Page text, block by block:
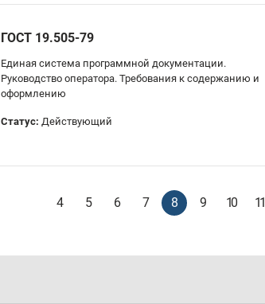
ГОСТ 19.505-79
Единая система программной документации.
Руководство оператора. Требования к содержанию и
оформлению
Статус: Действующий
4 5 6 7 8 9 10 11